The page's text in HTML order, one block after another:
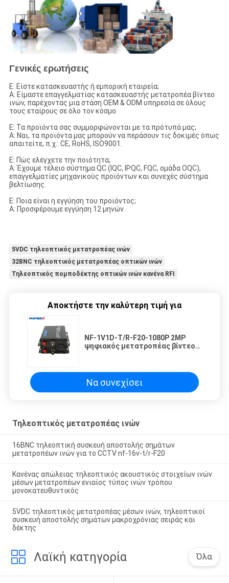
Γενικές ερωτήσεις
Ε: Είστε κατασκευαστής ή εμπορική εταιρεία;
Α: Είμαστε επαγγελματίας κατασκευαστής μετατροπέα βίντεο
ινών, παρέχοντας μια στάση OEM & ODM υπηρεσία σε όλους
τους εταίρους σε όλο τον κόσμο.
Ε: Τα προϊόντα σας συμμορφώνονται με τα πρότυπά μας;
Α: Ναι, τα προϊόντα μας μπορούν να περάσουν τις δοκιμές όπως
απαιτείτε, π.χ.: CE, RoHS, ISO9001.
Ε: Πώς ελέγχετε την ποιότητα;
Α: Έχουμε τέλειο σύστημα QC (IQC, IPQC, FQC, ομάδα OQC),
επαγγελματίες μηχανικούς προϊόντων και συνεχές σύστημα
βελτίωσης.
Ε: Ποια είναι η εγγύηση του προϊόντος;
Α: Προσφέρουμε εγγύηση 12 μηνών.
5VDC τηλεοπτικός μετατροπέας ινών
32BNC τηλεοπτικός μετατροπέας οπτικών ινών
Τηλεοπτικός πομποδέκτης οπτικών ινών κανένα RFI
Αποκτήστε την καλύτερη τιμή για
NF-1V1D-T/R-F20-1080P 2MP
ψηφιακός μετατροπέας βίντεο
Mode FC βίντεο πομπός δέκτη
για παρακολούθηση ορυχείων
Να συνεχίσει
Τηλεοπτικός μετατροπέας ινών
16BNC τηλεοπτική συσκευή αποστολής σημάτων
μετατροπέων ινών για το CCTV nf-16v-t/r-F20
Κανένας απώλειας τηλεοπτικός ακουστικός στοιχείων ινών
μέσων μετατροπέων ενιαίος τύπος ινών τρόπου
μονοκατευθυντικός
5VDC τηλεοπτικός μετατροπέας μέσων ινών, τηλεοπτικοί
συσκευή αποστολής σημάτων μακροχρόνιας σειράς και
δέκτης
Λαϊκή κατηγορία Όλα